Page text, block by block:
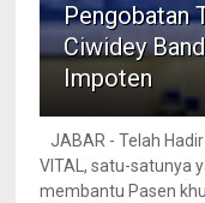
Pengobatan
Ciwidey
Impoten
JABAR - Telah
VITAL, satu-satunya
membantu Pasen